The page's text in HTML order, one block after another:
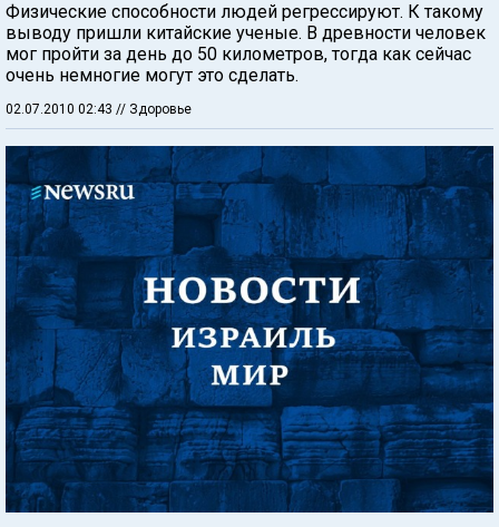
Физические способности людей регрессируют. К такому
выводу пришли китайские ученые. В древности человек
мог пройти за день до 50 километров, тогда как сейчас
очень немногие могут это сделать.
02.07.2010 02:43 // Здоровье